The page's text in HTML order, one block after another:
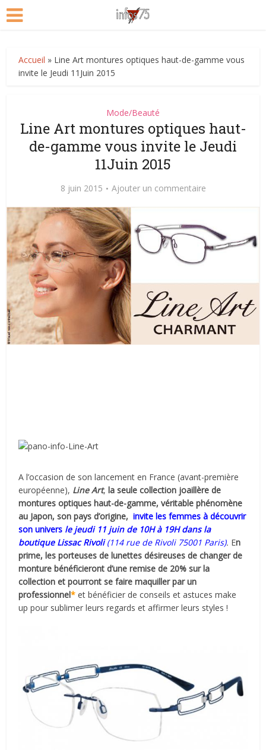
Accueil » Line Art montures optiques haut-de-gamme vous
invite le Jeudi 11Juin 2015
Mode/Beauté
Line Art montures optiques haut-
de-gamme vous invite le Jeudi
11Juin 2015
8 juin 2015 Ajouter un commentaire
A l’occasion de son lancement en France (avant-première
européenne), Line Art,la seule collection joaillère de
montures optiques haut-de-gamme, véritable phénomène
au Japon, son pays d’origine, invite les femmes à découvrir
son univers le jeudi 11 juin de 10H à 19H dans la
boutique Lissac Rivoli(114 rue de Rivoli 75001 Paris). En
prime, les porteuses de lunettes désireuses de changer de
monture bénéficieront d’une remise de 20% sur la
collection et pourront se faire maquiller par un
professionnel* et bénéficier de conseils et astuces make
up pour sublimer leurs regards et affirmer leurs styles !